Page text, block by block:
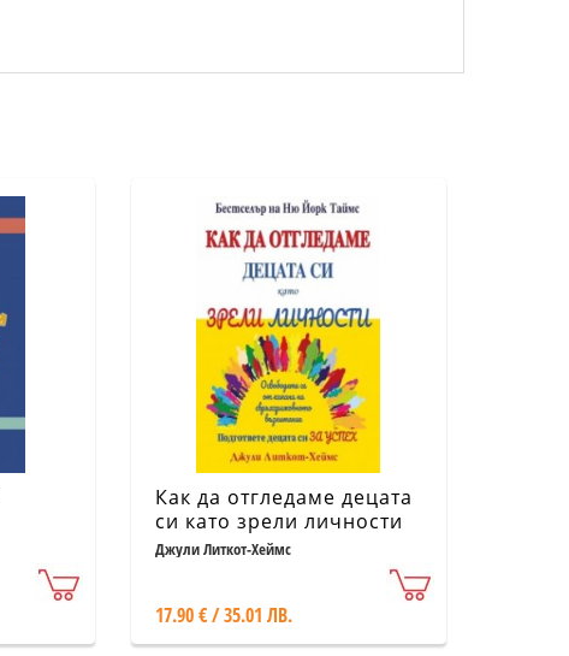
Как да отгледаме децата
си като зрели личности
Джули Литкот-Хеймс
17.90 € / 35.01 ЛВ.